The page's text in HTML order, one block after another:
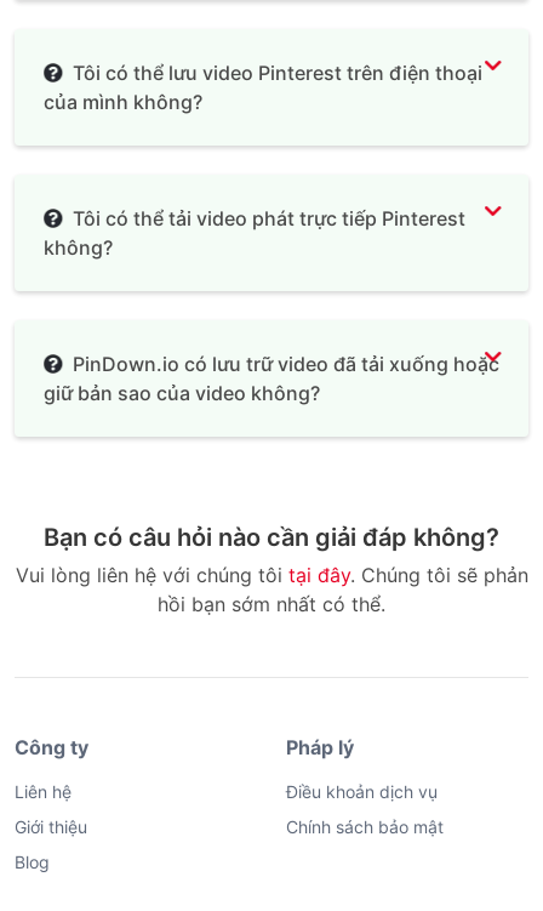
Tôi có thể lưu video Pinterest trên điện thoại
của mình không?
Tôi có thể tải video phát trực tiếp Pinterest
không?
PinDown.io có lưu trữ video đã tải xuống hoặc
giữ bản sao của video không?
Bạn có câu hỏi nào cần giải đáp không?
Vui lòng liên hệ với chúng tôi tại đây. Chúng tôi sẽ phản
hồi bạn sớm nhất có thể.
Công ty
Liên hệ
Giới thiệu
Blog
Pháp lý
Điều khoản dịch vụ
Chính sách bảo mật